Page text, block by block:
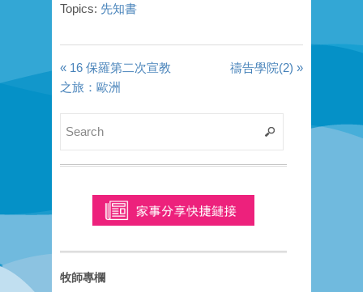
Topics: 先知書
« 16 保羅第二次宣教
之旅：歐洲
禱告學院(2) »
牧師專欄